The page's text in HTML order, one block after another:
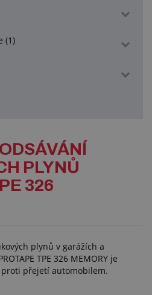
(1)
PLYNŮ
326
plynů v garážích a
TPE 326 MEMORY je
přejetí automobilem.